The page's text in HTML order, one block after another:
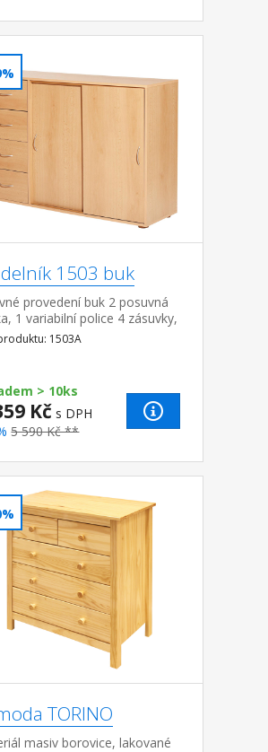
1503 buk
provedení buk 2 posuvná
1 variabilní police 4 zásuvky,
zásuvky 30 cm
1503A
> 10ks
Kč s DPH
5 590 Kč **
TORINO
masiv borovice, lakované